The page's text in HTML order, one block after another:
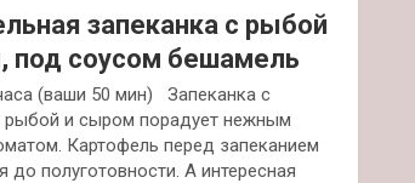
запеканка с рыбой
под соусом бешамель
(ваши 50 мин) Запеканка с
рыбой и сыром порадует нежным
Картофель перед запеканием
до полуготовности. А интересная